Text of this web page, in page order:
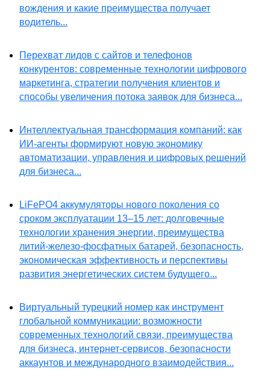
вождения и какие преимущества получает
водитель...
Перехват лидов с сайтов и телефонов
конкурентов: современные технологии цифрового
маркетинга, стратегии получения клиентов и
способы увеличения потока заявок для бизнеса...
Интеллектуальная трансформация компаний: как
ИИ-агенты формируют новую экономику
автоматизации, управления и цифровых решений
для бизнеса...
LiFePO4 аккумуляторы нового поколения со
сроком эксплуатации 13–15 лет: долговечные
технологии хранения энергии, преимущества
литий-железо-фосфатных батарей, безопасность,
экономическая эффективность и перспективы
развития энергетических систем будущего...
Виртуальный турецкий номер как инструмент
глобальной коммуникации: возможности
современных технологий связи, преимущества
для бизнеса, интернет-сервисов, безопасности
аккаунтов и международного взаимодействия...